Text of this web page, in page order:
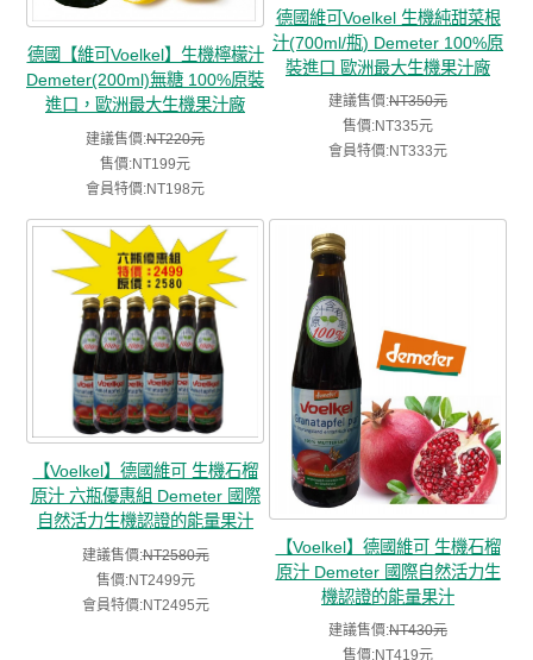
德國【維可Voelkel】生機檸檬汁
Demeter(200ml)無糖 100%原裝
進口，歐洲最大生機果汁廠
建議售價:NT220元
售價:NT199元
會員特價:NT198元
德國維可Voelkel 生機純甜菜根
汁(700ml/瓶) Demeter 100%原
裝進口 歐洲最大生機果汁廠
建議售價:NT350元
售價:NT335元
會員特價:NT333元
【Voelkel】德國維可 生機石榴
原汁 六瓶優惠組 Demeter 國際
自然活力生機認證的能量果汁
建議售價:NT2580元
售價:NT2499元
會員特價:NT2495元
【Voelkel】德國維可 生機石榴
原汁 Demeter 國際自然活力生
機認證的能量果汁
建議售價:NT430元
售價:NT419元